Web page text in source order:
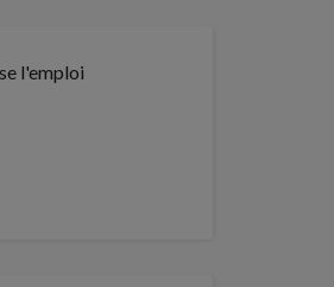
l'emploi